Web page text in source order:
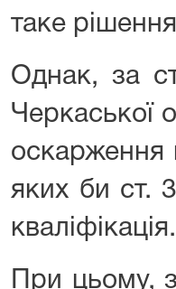
таке
Однак, за
Черкаської
оскарження
яких би ст.
кваліфікація.
При цьому,